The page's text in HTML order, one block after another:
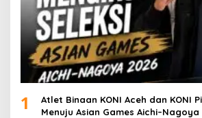
1
Atlet Binaan KONI Aceh dan KONI
Menuju Asian Games Aichi–Nagoya